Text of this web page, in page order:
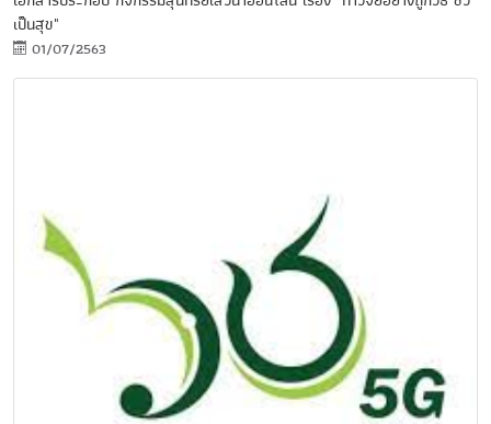
เป็นสุข"
01/07/2563